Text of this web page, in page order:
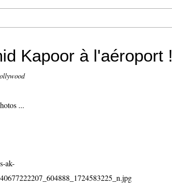
Kapoor à l'aéroport !
...